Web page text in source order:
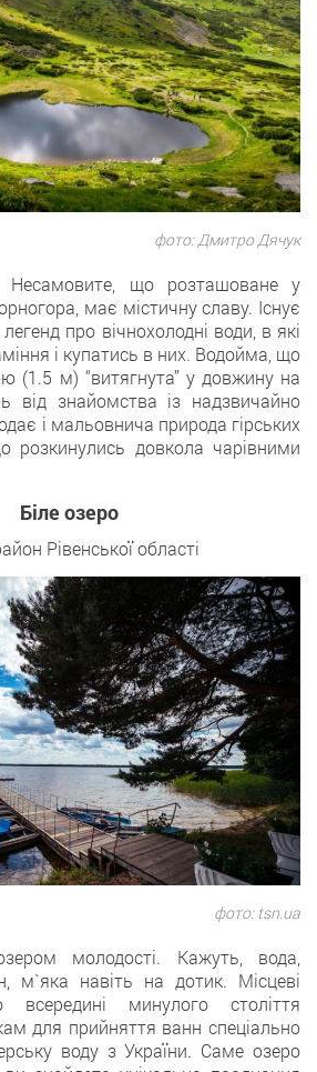
фото: Дмитро Дячук
Несамовите, що розташоване у
має містичну славу. Існує
про вічнохолодні води, в які
і купатись в них. Водойма, що
(1.5 м) “витягнута” у довжину на
від знайомства із надзвичайно
і мальовнича природа гірських
розкинулись довкола чарівними
Біле озеро
Рівенської області
фото: tsn.ua
молодості. Кажуть, вода,
м`яка навіть на дотик. Місцеві
всередині минулого століття
для прийняття ванн спеціально
воду з України. Саме озеро